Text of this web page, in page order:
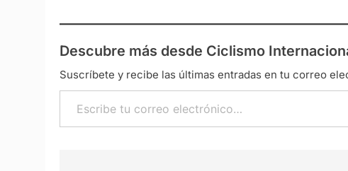
Descubre más desde Ciclismo
Suscríbete y recibe las últimas entradas en tu correo
Escribe tu correo electrónico…